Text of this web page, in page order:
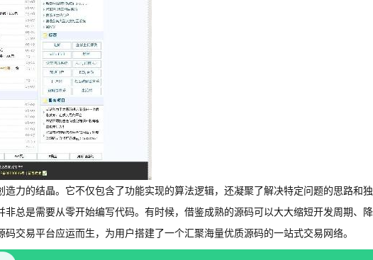
力的结晶。它不仅包含了功能实现的算法逻辑，还凝聚了解决特定问题的思路和
总是需要从零开始编写代码。有时候，借鉴成熟的源码可以大大缩短开发周期、
交易平台应运而生，为用户搭建了一个汇聚海量优质源码的一站式交易网络。